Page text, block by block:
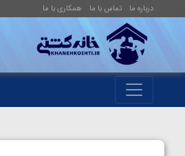
درباره ما تماس با ما همکاری با ما